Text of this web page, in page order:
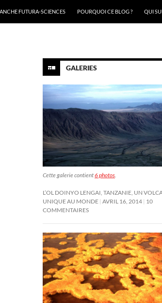
FUTURA-SCIENCES
POURQUOI CE BLOG ? QUI
GALERIES
Cette galerie contient6 photos.
L’OL DOINYO LENGAI, TANZANIE, UN
UNIQUE AU MONDE AVRIL 16, 2014 10
COMMENTAIRES